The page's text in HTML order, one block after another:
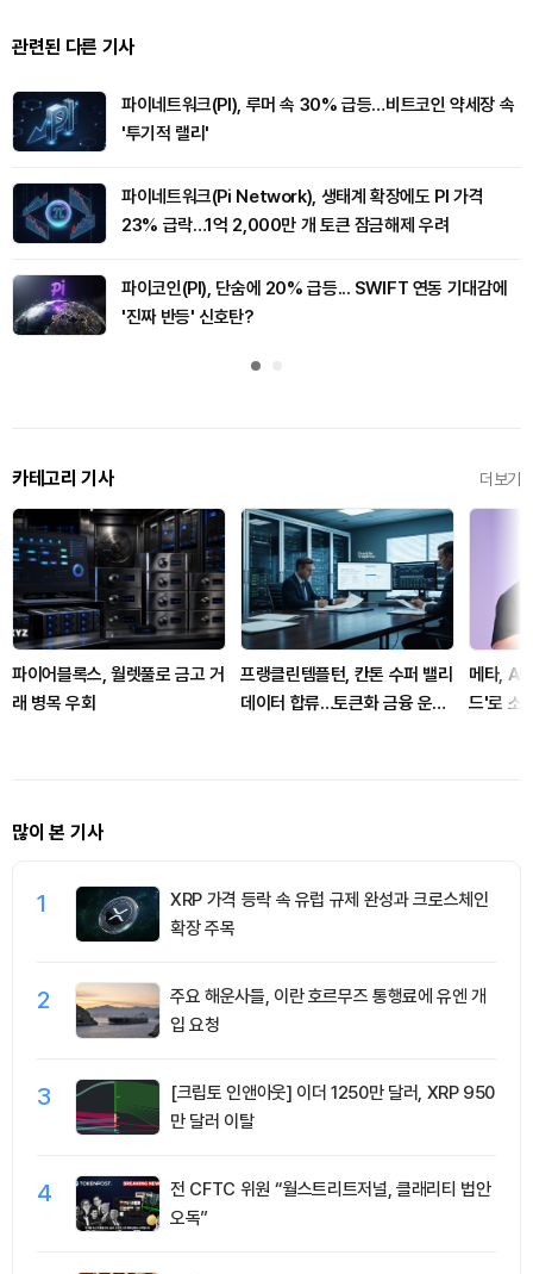
관련된 다른 기사
파이네트워크(PI), 루머 속 30% 급등…비트코인 약세장 속
'투기적 랠리'
파이네트워크(Pi Network), 생태계 확장에도 PI 가격
23% 급락…1억 2,000만 개 토큰 잠금해제 우려
파이코인(PI), 단숨에 20% 급등... SWIFT 연동 기대감에
'진짜 반등' 신호탄?
카테고리 기사 더보기
파이어블록스, 월렛풀로 금고 거
래 병목 우회
프랭클린템플턴, 칸톤 수퍼 밸리
데이터 합류…토큰화 금융 운영
메타, AI
드'로 소
많이 본 기사
1
XRP 가격 등락 속 유럽 규제 완성과 크로스체인
확장 주목
2
주요 해운사들, 이란 호르무즈 통행료에 유엔 개
입 요청
3
[크립토 인앤아웃] 이더 1250만 달러, XRP 950
만 달러 이탈
4
전 CFTC 위원 “월스트리트저널, 클래리티 법안
오독”